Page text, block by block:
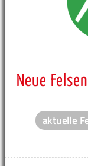
Neue Felsen
aktuelle